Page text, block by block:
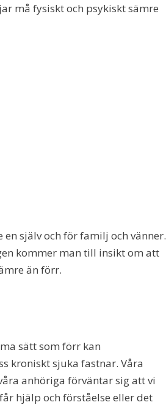
må fysiskt och psykiskt sämre
själv och för familj och vänner.
kommer man till insikt om att
än förr.
sätt som förr kan
kroniskt sjuka fastnar. Våra
anhöriga förväntar sig att vi
hjälp och förståelse eller det